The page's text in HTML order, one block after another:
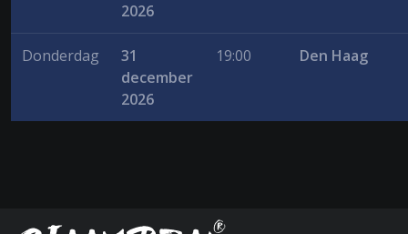
2026
Donderdag
31
december
2026
19:00 Den Haag